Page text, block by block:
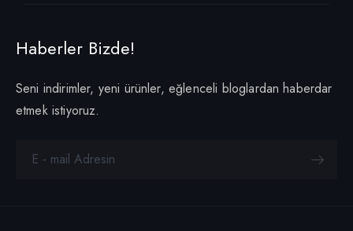
Haberler Bizde!
Seni indirimler, yeni ürünler, eğlenceli bloglardan haberdar
etmek istiyoruz.